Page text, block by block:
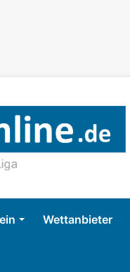
Wettanbieter